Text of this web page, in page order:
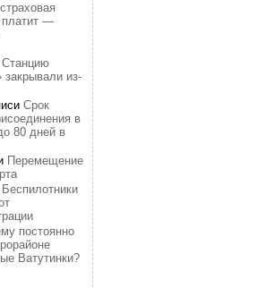
страховая
—
Станцию
из-
Срок
в
80 дней в
Перемещение
Беспилотники
постоянно
Ватутинки?